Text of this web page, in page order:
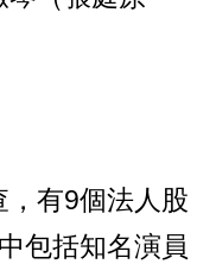
，有9個法人股
包括知名演員